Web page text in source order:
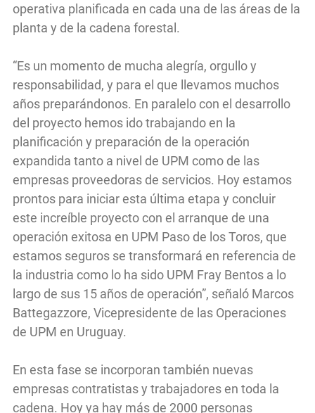
operativa planificada en cada una de las áreas de la
planta y de la cadena forestal.
“Es un momento de mucha alegría, orgullo y
responsabilidad, y para el que llevamos muchos
años preparándonos. En paralelo con el desarrollo
del proyecto hemos ido trabajando en la
planificación y preparación de la operación
expandida tanto a nivel de UPM como de las
empresas proveedoras de servicios. Hoy estamos
prontos para iniciar esta última etapa y concluir
este increíble proyecto con el arranque de una
operación exitosa en UPM Paso de los Toros, que
estamos seguros se transformará en referencia de
la industria como lo ha sido UPM Fray Bentos a lo
largo de sus 15 años de operación”, señaló Marcos
Battegazzore, Vicepresidente de las Operaciones
de UPM en Uruguay.
En esta fase se incorporan también nuevas
empresas contratistas y trabajadores en toda la
cadena. Hoy ya hay más de 2000 personas